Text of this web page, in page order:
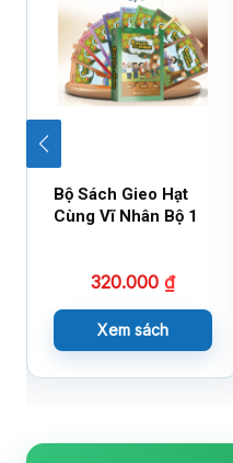
Bộ Sách Gieo Hạt
Cùng Vĩ Nhân Bộ 1
320.000 ₫
Xem sách